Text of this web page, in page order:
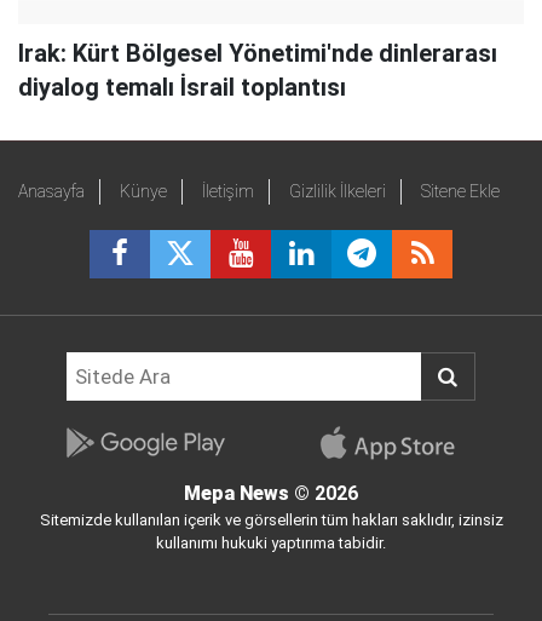
Irak: Kürt Bölgesel Yönetimi'nde dinlerarası
diyalog temalı İsrail toplantısı
Anasayfa Künye İletişim Gizlilik İlkeleri Sitene Ekle
Mepa News © 2026
Sitemizde kullanılan içerik ve görsellerin tüm hakları saklıdır, izinsiz
kullanımı hukuki yaptırıma tabidir.